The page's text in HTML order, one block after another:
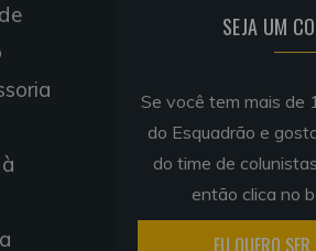
SEJA UM
Se você tem mais de
do Esquadrão e
do time de
então clica no